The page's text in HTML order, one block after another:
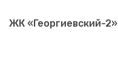
ЖК «Георгиевский-2»